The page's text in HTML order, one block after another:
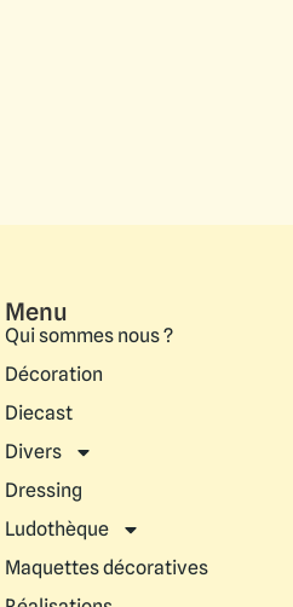
Menu
Qui sommes nous ?
Décoration
Diecast
Divers
Dressing
Ludothèque
Maquettes décoratives